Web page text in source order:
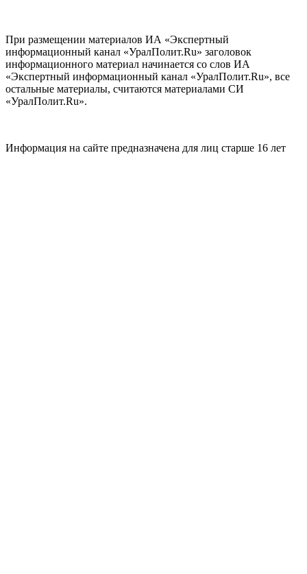
При размещении материалов ИА «Экспертный
информационный канал «УралПолит.Ru» заголовок
информационного материал начинается со слов ИА
«Экспертный информационный канал «УралПолит.Ru», все
остальные материалы, считаются материалами СИ
«УралПолит.Ru».
Информация на сайте предназначена для лиц старше 16 лет